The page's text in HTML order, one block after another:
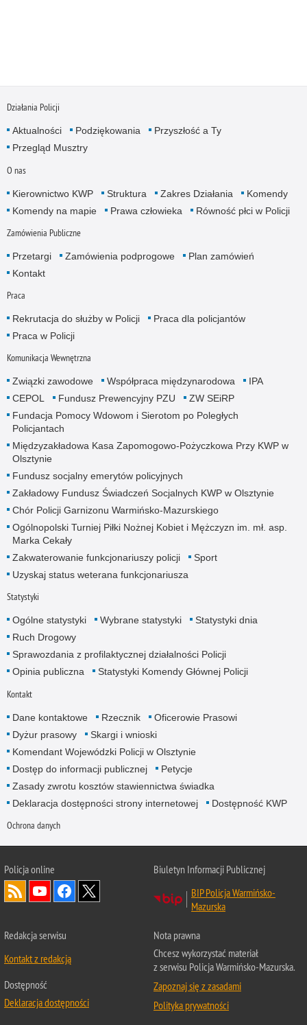
Działania Policji
Aktualności Podziękowania
Przyszłość a Ty
Przegląd Musztry
O nas
Kierownictwo KWP Struktura Zakres Działania
Komendy
Komendy na mapie
Prawa człowieka Równość płci w Policji
Zamówienia Publiczne
Przetargi Zamówienia podprogowe
Plan zamówień
Kontakt
Praca
Rekrutacja do służby w Policji
Praca dla policjantów
Praca w Policji
Komunikacja Wewnętrzna
Związki zawodowe Współpraca międzynarodowa
IPA
CEPOL
Fundusz Prewencyjny PZU
ZW SEiRP
Fundacja Pomocy Wdowom i Sierotom po Poległych
Policjantach
Międzyzakładowa Kasa Zapomogowo-Pożyczkowa Przy KWP w
Olsztynie
Fundusz socjalny emerytów policyjnych
Zakładowy Fundusz Świadczeń Socjalnych KWP w Olsztynie
Chór Policji Garnizonu Warmińsko-Mazurskiego
Ogólnopolski Turniej Piłki Nożnej Kobiet i Mężczyzn im. mł. asp.
Marka Cekały
Zakwaterowanie funkcjonariuszy policji
Sport
Uzyskaj status weterana funkcjonariusza
Statystyki
Ogólne statystyki Wybrane statystyki
Statystyki dnia
Ruch Drogowy
Sprawozdania z profilaktycznej działalności Policji
Opinia publiczna
Statystyki Komendy Głównej Policji
Kontakt
Dane kontaktowe Rzecznik
Oficerowie Prasowi
Dyżur prasowy
Skargi i wnioski
Komendant Wojewódzki Policji w Olsztynie
Dostęp do informacji publicznej
Petycje
Zasady zwrotu kosztów stawiennictwa świadka
Deklaracja dostępności strony internetowej
Dostępność KWP
Ochrona danych
Policja online
Biuletyn Informacji Publicznej
BIP Policja Warmińsko-
Mazurska
Redakcja serwisu
Kontakt z redakcją
Dostępność
Deklaracja dostępności
Nota prawna
Chcesz wykorzystać materiał
z serwisu Policja Warmińsko-Mazurska.
Zapoznaj się z zasadami
Polityka prywatności